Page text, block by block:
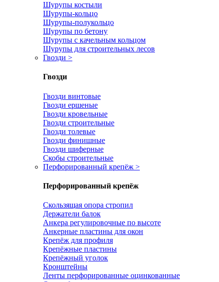
Шурупы костыли
Шурупы-кольцо
Шурупы-полукольцо
Шурупы по бетону
Шурупы с качельным кольцом
Шурупы для строительных лесов
Гвозди >
Гвозди
Гвозди винтовые
Гвозди ершеные
Гвозди кровельные
Гвозди строительные
Гвозди толевые
Гвозди финишные
Гвозди шиферные
Скобы строительные
Перфорированный крепёж >
Перфорированный крепёж
Скользящая опора стропил
Держатели балок
Анкера регулировочные по высоте
Анкерные пластины для окон
Крепёж для профиля
Крепёжные пластины
Крепёжный уголок
Кронштейны
Ленты перфорированные оцинкованные